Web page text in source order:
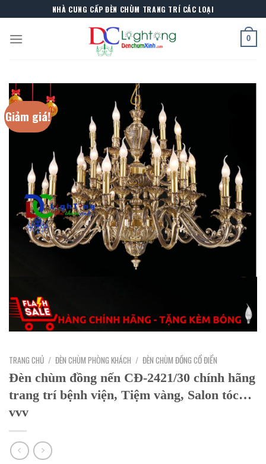
to
content
NHÀ CUNG CẤP ĐÈN CHÙM TRANG TRÍ CÁC LOẠI
0
Giảm giá!
TRANG CHỦ / ĐÈN CHÙM PHÒNG KHÁCH / ĐÈN CHÙM ĐỒNG CỔ ĐIỂN
Đèn chùm đồng nến CĐ-2421/30 chính hãng
trang trí bệnh viện, Tiệm vàng, Salon tóc…
vvv